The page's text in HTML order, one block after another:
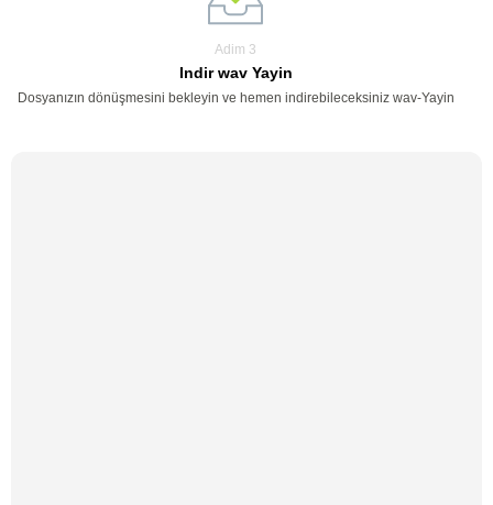
Adim 3
Indir wav Yayin
Dosyanızın dönüşmesini bekleyin ve hemen indirebileceksiniz wav-Yayin